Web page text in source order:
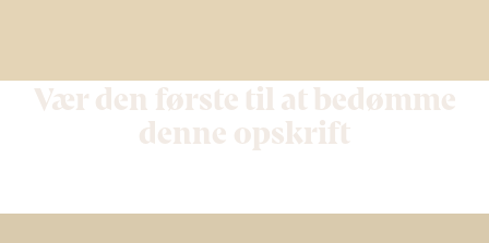
Vær den første til at bedømme
denne opskrift